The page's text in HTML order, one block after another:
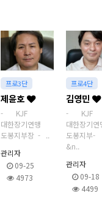
프로3단
제윤호
- KJF
대한장기연맹
도봉지부장 - ..
관리자
09-25
4973
프로4단
김영민
- KJF
대한장기연
도봉지부-
&n..
관리자
09-18
4499